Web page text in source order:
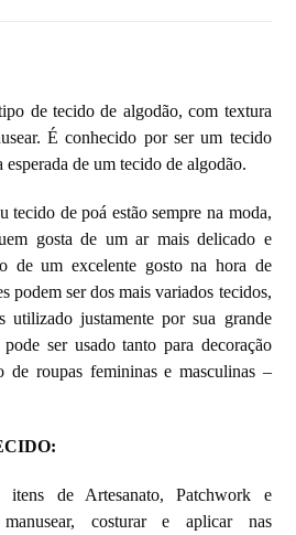
de tecido de algodão, com textura
É conhecido por ser um tecido
esperada de um tecido de algodão.
tecido de poá estão sempre na moda,
gosta de um ar mais delicado e
de um excelente gosto na hora de
podem ser dos mais variados tecidos,
utilizado justamente por sua grande
ser usado tanto para decoração
de roupas femininas e masculinas –
de Artesanato, Patchwork e
costurar e aplicar nas